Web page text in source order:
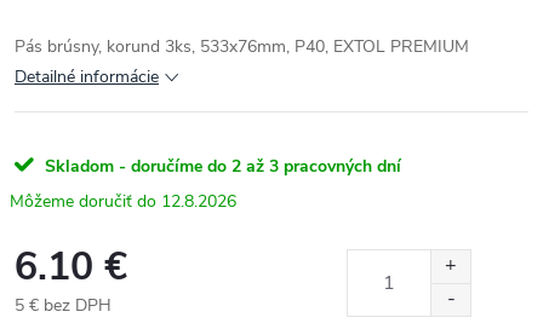
Pás brúsny, korund 3ks, 533x76mm, P40, EXTOL PREMIUM
Detailné informácie
Skladom - doručíme do 2 až 3 pracovných dní
12.8.2026
6.10 €
5 € bez DPH